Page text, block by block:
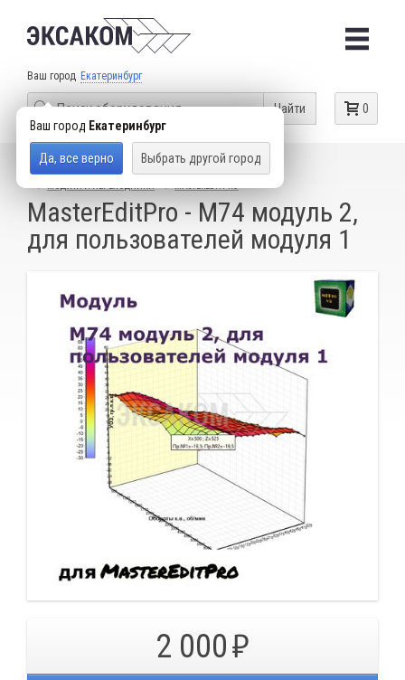
Ваш город Екатеринбург
Ваш город Екатеринбург
Да, все верно Выбрать другой город
0
Найти
КАТАЛОГ ТОВАРОВ
ОБОРУДОВАНИЕ ДЛЯ ЧИП-ТЮНИНГА
MasterEditPro - М74 модуль 2,
для пользователей модуля 1
2 000